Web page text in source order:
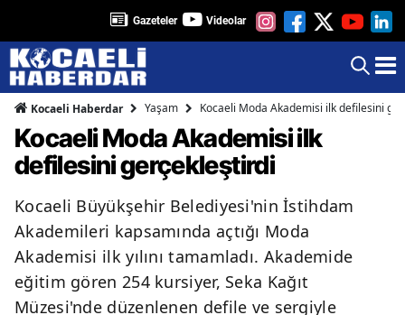
Gazeteler Videolar
Kocaeli Haberdar Yaşam Kocaeli Moda Akademisi ilk defilesini
Kocaeli Moda Akademisi ilk
defilesini gerçekleştirdi
Kocaeli Büyükşehir Belediyesi'nin İstihdam
Akademileri kapsamında açtığı Moda
Akademisi ilk yılını tamamladı. Akademide
eğitim gören 254 kursiyer, Seka Kağıt
Müzesi'nde düzenlenen defile ve sergiyle